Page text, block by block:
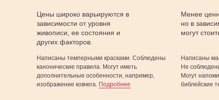
Написаны темперными красками. Соблюдены
канонические правила. Могут иметь
дополнительные особенности, например,
изображение ковчега. Подробнее
Цены широко варьируются в
зависимости от уровня
живописи, ее состояния и
других факторов.
Написаны
Не
Могут
библейские
Менее
но в
могут